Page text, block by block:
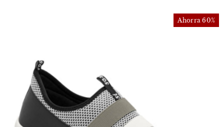
Ahorra 60%